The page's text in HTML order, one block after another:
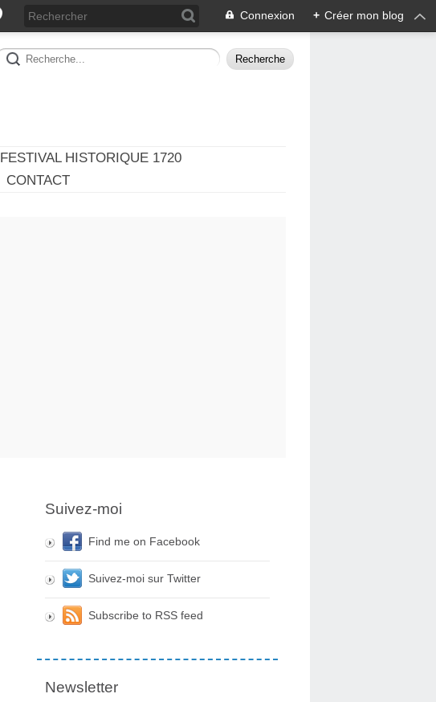
Connexion + Créer mon blog
FESTIVAL HISTORIQUE 1720
CONTACT
Suivez-moi
Find me on Facebook
Suivez-moi sur Twitter
Subscribe to RSS feed
Newsletter